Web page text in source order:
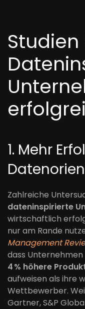
1. Mehr
Zahlreiche
dateninspirierte
wirtschaftlich
nur am Rande
Management
dass
4 % höhere
aufweisen als ihre
Wettbewerber.
Gartner, S&P